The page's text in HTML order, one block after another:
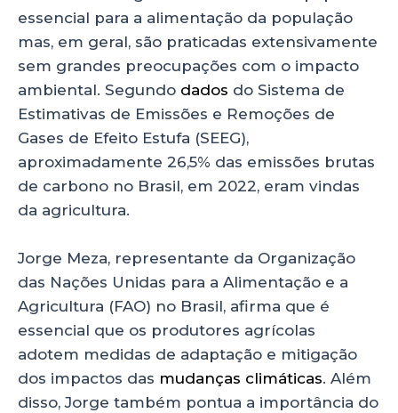
essencial para a alimentação da população
mas, em geral, são praticadas extensivamente
sem grandes preocupações com o impacto
ambiental. Segundo dados do Sistema de
Estimativas de Emissões e Remoções de
Gases de Efeito Estufa (SEEG),
aproximadamente 26,5% das emissões brutas
de carbono no Brasil, em 2022, eram vindas
da agricultura.
Jorge Meza, representante da Organização
das Nações Unidas para a Alimentação e a
Agricultura (FAO) no Brasil, afirma que é
essencial que os produtores agrícolas
adotem medidas de adaptação e mitigação
dos impactos das mudanças climáticas. Além
disso, Jorge também pontua a importância do